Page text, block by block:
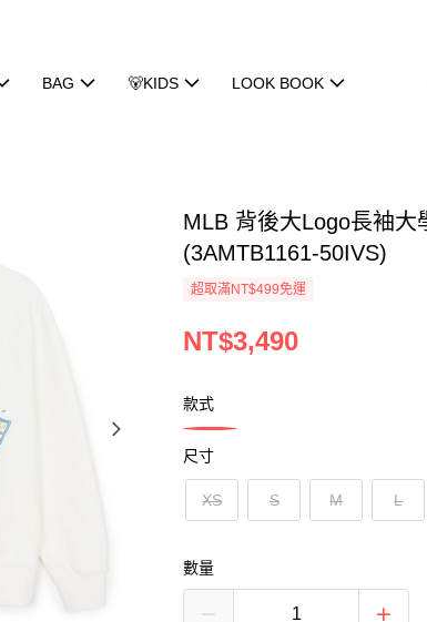
BAG 🐻KIDS LOOK BOOK
MLB 背後大Logo長袖大
(3AMTB1161-50IVS)
超取滿NT$499免運
NT$3,490
款式
尺寸
XS S M L
數量